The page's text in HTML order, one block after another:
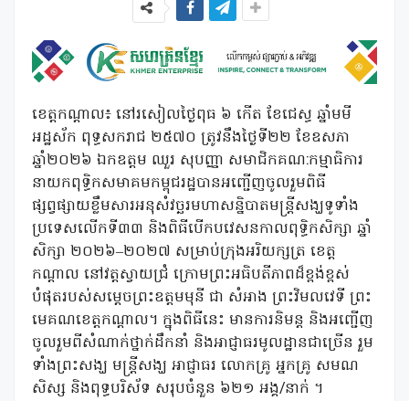
ខេត្តកណ្តាល៖ នៅរសៀលថ្ងៃពុធ ៦ កើត ខែជេស្ធ ឆ្នាំមមី
អដ្ឋស័ក ពុទ្ធសករាជ ២៥៧០ ត្រូវនឹងថ្ងៃទី២២ ខែឧសភា
ឆ្នាំ២០២៦ ឯកឧត្តម ឈួរ សុបញ្ញា សមាជិកគណ:កម្មាធិការ
នាយកពុទ្ធិកសមាគមកម្ពុជរដ្ឋបានអញ្ជើញចូលរួមពិធី
ផ្សព្វផ្សាយខ្លឹមសារអនុសំវច្ឆរមហាសន្និបាតមន្ត្រីសង្ឃទូទាំង
ប្រទេសលើកទី៣៣ និងពិធីបើកបវេសនកាលពុទ្ធិកសិក្សា ឆ្នាំ
សិក្សា ២០២៦–២០២៧ សម្រាប់ក្រុងអរិយក្សត្រ ខេត្ត
កណ្តាល នៅវត្តស្វាយជ្រំ ក្រោមព្រះអធិបតីភាពដ៏ខ្ពង់ខ្ពស់
បំផុតរបស់សម្តេចព្រះឧត្តមមុនី ជា សំអាង ព្រះវិមលវេទី ព្រះ
មេគណខេត្តកណ្តាល។ ក្នុងពិធីនេះ មានការនិមន្ត និងអញ្ជើញ
ចូលរួមពីសំណាក់ថ្នាក់ដឹកនាំ និងអាជ្ញាធរមូលដ្ឋានជាច្រើន រួម
ទាំងព្រះសង្ឃ មន្ត្រីសង្ឃ អាជ្ញាធរ លោកគ្រូ អ្នកគ្រូ សមណ
សិស្ស និងពុទ្ធបរិស័ទ សរុបចំនួន ៦២១ អង្គ/នាក់ ។